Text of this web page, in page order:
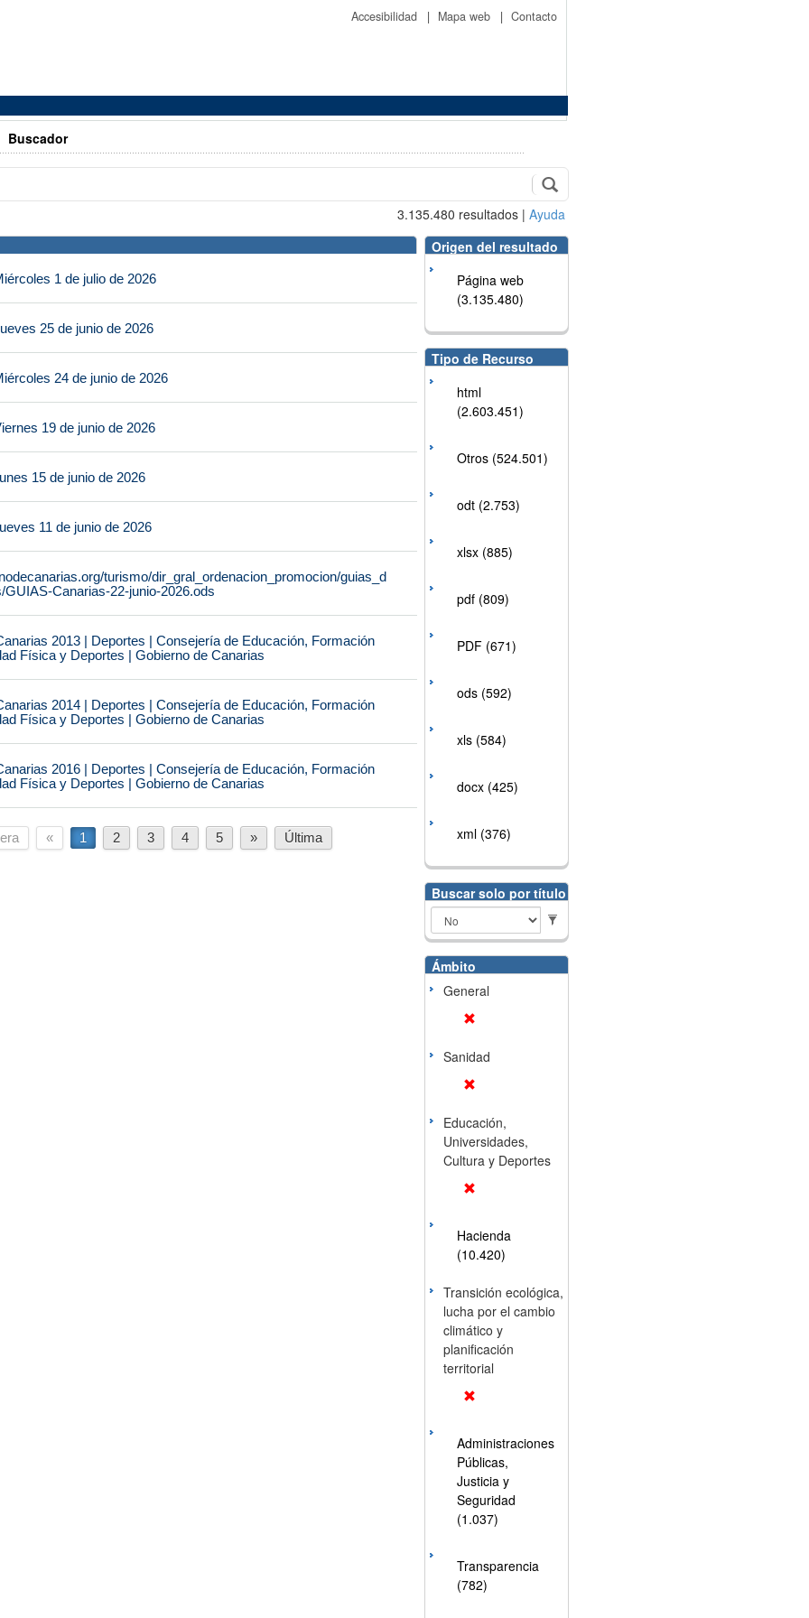
Accesibilidad | Mapa web | Contacto
Buscador
3.135.480 resultados | Ayuda
1 de julio de 2026
25 de junio de 2026
24 de junio de 2026
19 de junio de 2026
15 de junio de 2026
11 de junio de 2026
turismo/dir_gral_ordenacion_promocion/guias_d
Canarias-22-junio-2026.ods
2013 | Deportes | Consejería de Educación, Formación
Física y Deportes | Gobierno de Canarias
2014 | Deportes | Consejería de Educación, Formación
Física y Deportes | Gobierno de Canarias
2016 | Deportes | Consejería de Educación, Formación
Física y Deportes | Gobierno de Canarias
« 1 2 3 4 5 » Última
Origen del resultado
Página web
(3.135.480)
Tipo de Recurso
html
(2.603.451)
Otros (524.501)
odt (2.753)
xlsx (885)
pdf (809)
PDF (671)
ods (592)
xls (584)
docx (425)
xml (376)
Buscar solo por título
Ámbito
General
Sanidad
Educación,
Universidades,
Cultura y Deportes
Hacienda
(10.420)
Transición ecológica,
lucha por el cambio
climático y
planificación
territorial
Administraciones
Públicas,
Justicia y
Seguridad
(1.037)
Transparencia
(782)